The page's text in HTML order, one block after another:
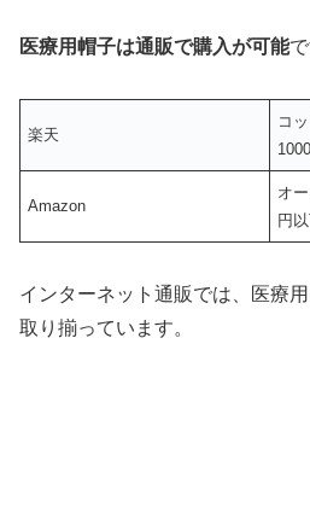
医療用帽子は通販で購入が可能で
楽天
コ
Amazon
オ
円
インターネット通販では、医療
取り揃っています。